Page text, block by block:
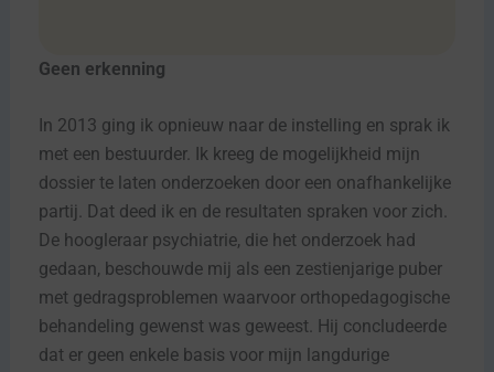
Geen erkenning
In 2013 ging ik opnieuw naar de instelling en sprak ik
met een bestuurder. Ik kreeg de mogelijkheid mijn
dossier te laten onderzoeken door een onafhankelijke
partij. Dat deed ik en de resultaten spraken voor zich.
De hoogleraar psychiatrie, die het onderzoek had
gedaan, beschouwde mij als een zestienjarige puber
met gedragsproblemen waarvoor orthopedagogische
behandeling gewenst was geweest. Hij concludeerde
dat er geen enkele basis voor mijn langdurige